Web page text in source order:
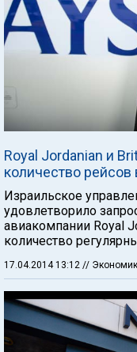
Royal Jordanian и
количество рейсов
Израильское
удовлетворило
авиакомпании Royal
количество
17.04.2014 13:12 //